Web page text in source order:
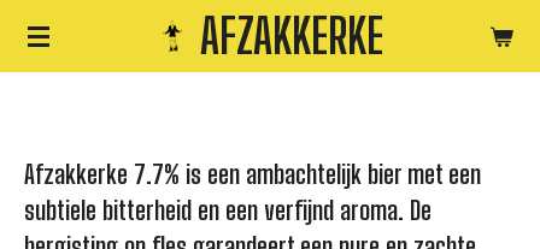
Ga
hoofdinhoud
AFZAKKERKE
Afzakkerke 7.7% is een ambachtelijk bier met een
subtiele bitterheid en een verfijnd aroma. De